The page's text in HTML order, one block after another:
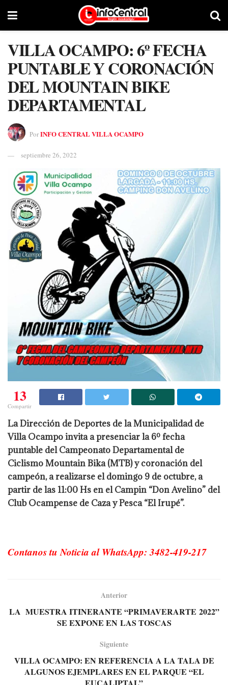
VILLA OCAMPO: 6º FECHA
PUNTABLE Y CORONACIÓN
DEL MOUNTAIN BIKE
DEPARTAMENTAL
PorINFO CENTRAL VILLA OCAMPO
septiembre 26, 2022
13
Compartir
La Dirección de Deportes de la Municipalidad de
Villa Ocampo invita a presenciar la 6º fecha
puntable del Campeonato Departamental de
Ciclismo Mountain Bika (MTB) y coronación del
campeón, a realizarse el domingo 9 de octubre, a
partir de las 11:00 Hs en el Campin “Don Avelino” del
Club Ocampense de Caza y Pesca “El Irupé”.
Contanos tu Noticia al WhatsApp: 3482-419-217
Anterior
LA MUESTRA ITINERANTE “PRIMAVERARTE 2022”
SE EXPONE EN LAS TOSCAS
Siguiente
VILLA OCAMPO: EN REFERENCIA A LA TALA DE
ALGUNOS EJEMPLARES EN EL PARQUE “EL